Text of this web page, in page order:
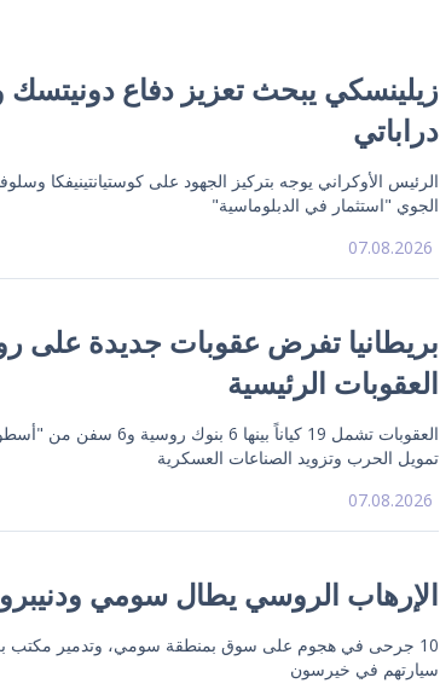
زيلينسكي يبحث تعزيز دفاع دونيتسك
دراباتي
الرئيس الأوكراني يوجه بتركيز الجهود على كوستيانتينيفكا
الجوي "استثمار في الدبلوماسية"
07.08.2026
بريطانيا تفرض عقوبات جديدة على
العقوبات الرئيسية
العقوبات تشمل 19 كياناً
تمويل الحرب وتزويد الصناعات العسكرية
07.08.2026
الإرهاب الروسي يطال سومي
10 جرحى في هجوم على سوق بمنطقة سومي، وتدمير مكتب
سيارتهم في خيرسون